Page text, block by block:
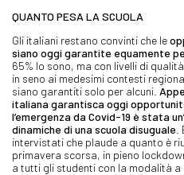
QUANTO PESA LA SCUOLA
Gli italiani restano convinti che le
siano oggi garantite equamente
65% lo sono, ma con livelli di
in seno ai medesimi contesti
siano garantiti solo per alcuni.
italiana garantisca oggi
l’emergenza da Covid-19 è stata
dinamiche di una scuola disuguale
intervistati che plaude a quanto è
primavera scorsa, in pieno
a tutti gli studenti con la modalità